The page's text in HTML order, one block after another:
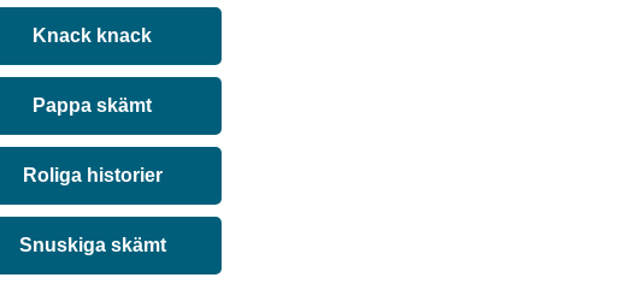
Knack knack
Pappa skämt
Roliga historier
Snuskiga skämt